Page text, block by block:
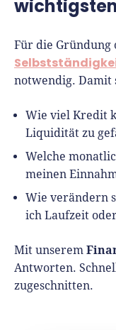
Gründer.de
Gründerinnen
Inhalte und
geben. Das tut
unserem
Er ist
und verfasst
Für die Gründung
notwendig. Damit
Wie viel Kredit
Liquidität zu
Welche
meinen
Wie verändern
ich Laufzeit
Mit unserem
Antworten.
zugeschnitten.